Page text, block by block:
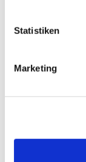
Statistiken
Marketing